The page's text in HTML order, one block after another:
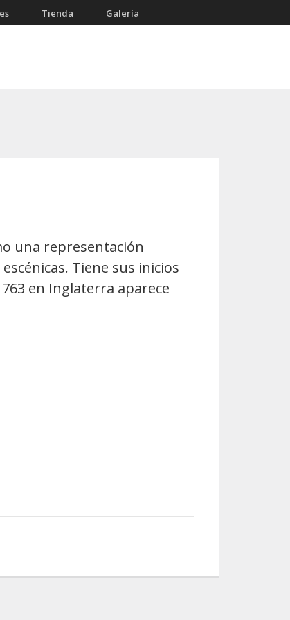
Tienda Galería
una representación
Tiene sus inicios
en Inglaterra aparece